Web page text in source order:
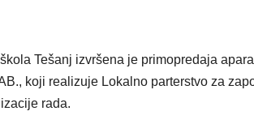
Tešanj izvršena je primopredaja
koji realizuje Lokalno parterstvo za
rada.